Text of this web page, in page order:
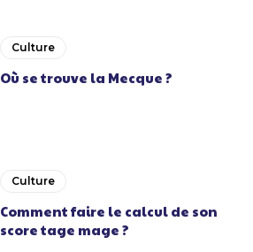
Culture
Où se trouve la Mecque ?
Culture
Comment faire le calcul de son
score tage mage ?